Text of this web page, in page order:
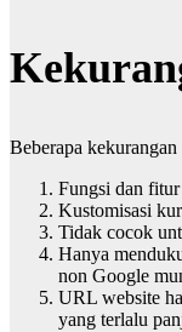
Beberapa
Fungsi dan
Kustomisasi
Tidak cocok
Hanya
non Google
URL website
yang terlalu